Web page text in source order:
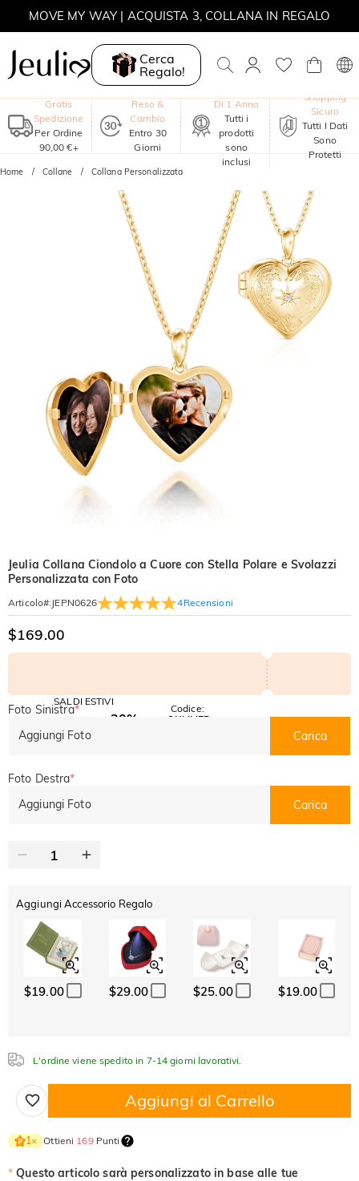
MOVE MY WAY | ACQUISTA 3, COLLANA IN REGALO
Cerca
Regalo!
Gratis
Spedizione
Per Ordine
90,00 €+
Reso &
Cambio
Entro 30
Giorni
Di 1 Anno
Tutti i
prodotti
sono
inclusi
Shopping
Sicuro
Tutti I Dati
Sono
Protetti
Home Collane Collana Personalizzata
Jeulia Collana Ciondolo a Cuore con Stella Polare e Svolazzi
Personalizzata con Foto
Articolo#: JEPN0626 4Recensioni
$169.00
SALDI ESTIVI
SU TUTTO
-30%
Codice:
SUMMER
Foto Sinistra*
Aggiungi Foto
Carica
Foto Destra*
Aggiungi Foto
Carica
Aggiungi Accessorio Regalo
$19.00 $29.00 $25.00 $19.00
L'ordine viene spedito in 7-14 giorni lavorativi.
Aggiungi al Carrello
1× Ottieni 169Punti
* Questo articolo sarà personalizzato in base alle tue